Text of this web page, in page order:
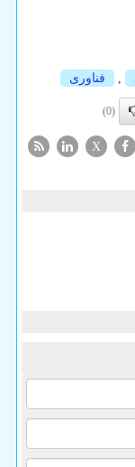
فناوری
(0)
X